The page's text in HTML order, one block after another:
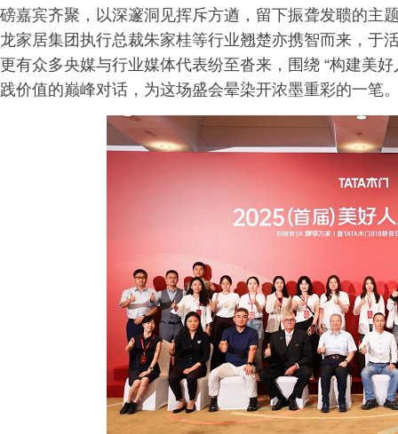
磅嘉宾齐聚，以深邃洞见挥斥方遒，留下振聋发聩的主
龙家居集团执行总裁朱家桂等行业翘楚亦携智而来，于
更有众多央媒与行业媒体代表纷至沓来，围绕 “构建美
践价值的巅峰对话，为这场盛会晕染开浓墨重彩的一笔